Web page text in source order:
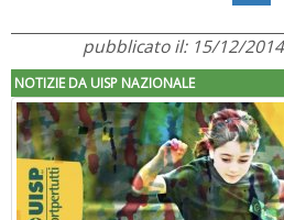
pubblicato il: 15/12/
NOTIZIE DA UISP NAZIONALE